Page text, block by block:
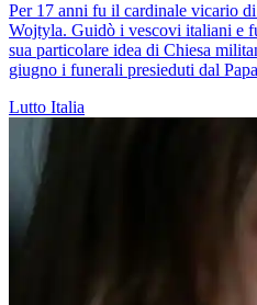
Per 17 anni fu il cardinale vicario
Wojtyla. Guidò i vescovi italiani e
sua particolare idea di Chiesa
giugno i funerali presieduti dal
Lutto Italia